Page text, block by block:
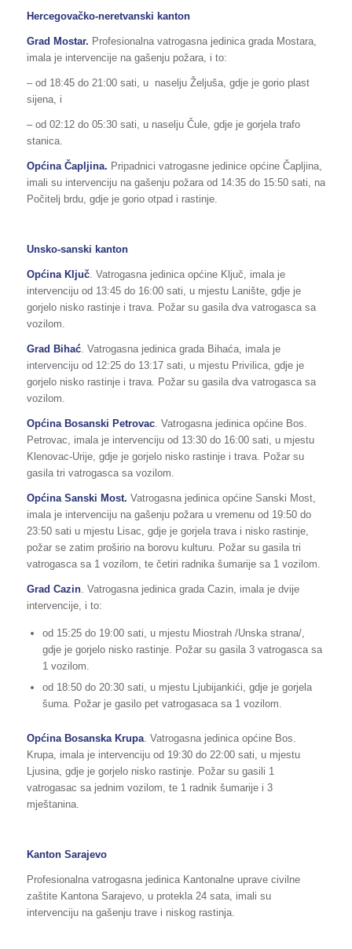
Hercegovačko-neretvanski kanton
Grad Mostar. Profesionalna vatrogasna jedinica grada Mostara,
imala je intervencije na gašenju požara, i to:
– od 18:45 do 21:00 sati, u naselju Željuša, gdje je gorio plast
sijena, i
– od 02:12 do 05:30 sati, u naselju Čule, gdje je gorjela trafo
stanica.
Općina Čapljina. Pripadnici vatrogasne jedinice općine Čapljina,
imali su intervenciju na gašenju požara od 14:35 do 15:50 sati, na
Počitelj brdu, gdje je gorio otpad i rastinje.
Unsko-sanski kanton
Općina Ključ. Vatrogasna jedinica općine Ključ, imala je
intervenciju od 13:45 do 16:00 sati, u mjestu Lanište, gdje je
gorjelo nisko rastinje i trava. Požar su gasila dva vatrogasca sa
vozilom.
Grad Bihać. Vatrogasna jedinica grada Bihaća, imala je
intervenciju od 12:25 do 13:17 sati, u mjestu Privilica, gdje je
gorjelo nisko rastinje i trava. Požar su gasila dva vatrogasca sa
vozilom.
Općina Bosanski Petrovac. Vatrogasna jedinica općine Bos.
Petrovac, imala je intervenciju od 13:30 do 16:00 sati, u mjestu
Klenovac-Urije, gdje je gorjelo nisko rastinje i trava. Požar su
gasila tri vatrogasca sa vozilom.
Općina Sanski Most. Vatrogasna jedinica općine Sanski Most,
imala je intervenciju na gašenju požara u vremenu od 19:50 do
23:50 sati u mjestu Lisac, gdje je gorjela trava i nisko rastinje,
požar se zatim proširio na borovu kulturu. Požar su gasila tri
vatrogasca sa 1 vozilom, te četiri radnika šumarije sa 1 vozilom.
Grad Cazin. Vatrogasna jedinica grada Cazin, imala je dvije
intervencije, i to:
od 15:25 do 19:00 sati, u mjestu Miostrah /Unska strana/,
gdje je gorjelo nisko rastinje. Požar su gasila 3 vatrogasca sa
1 vozilom.
od 18:50 do 20:30 sati, u mjestu Ljubijankići, gdje je gorjela
šuma. Požar je gasilo pet vatrogasaca sa 1 vozilom.
Općina Bosanska Krupa. Vatrogasna jedinica općine Bos.
Krupa, imala je intervenciju od 19:30 do 22:00 sati, u mjestu
Ljusina, gdje je gorjelo nisko rastinje. Požar su gasili 1
vatrogasac sa jednim vozilom, te 1 radnik šumarije i 3
mještanina.
Kanton Sarajevo
Profesionalna vatrogasna jedinica Kantonalne uprave civilne
zaštite Kantona Sarajevo, u protekla 24 sata, imali su
intervenciju na gašenju trave i niskog rastinja.